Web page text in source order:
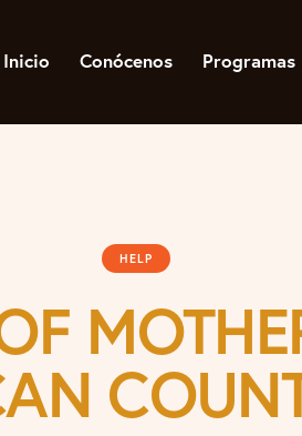
Inicio Conócenos Programas
HELP